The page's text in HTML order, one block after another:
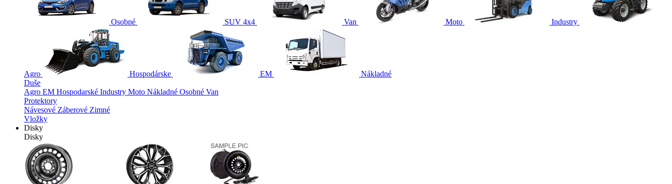
Osobné SUV 4x4 Van Moto Industry
Agro Hospodárske EM
Nákladné
Duše
Agro EM Hospodarské Industry Moto Nákladné Osobné Van
Protektory
Návesové Záberové Zimné
Vložky
Disky
Disky